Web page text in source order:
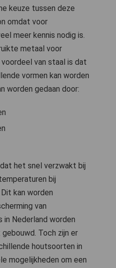
keuze tussen deze
omdat voor
meer kennis nodig is.
metaal voor
van staal is dat
vormen kan worden
worden gedaan door:
het snel verzwakt bij
bij
kan worden
van
Nederland worden
Toch zijn er
houtsoorten in
mogelijkheden om een